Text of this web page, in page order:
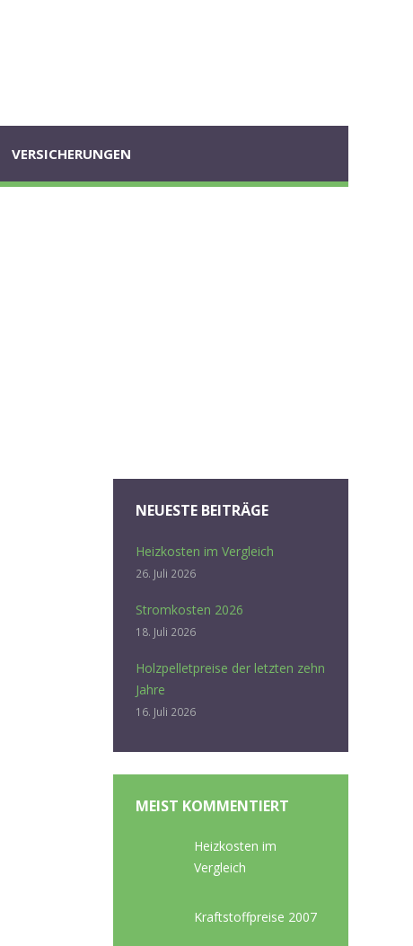
VERSICHERUNGEN
NEUESTE BEITRÄGE
Heizkosten im Vergleich
26. Juli 2026
Stromkosten 2026
18. Juli 2026
Holzpelletpreise der letzten zehn
Jahre
16. Juli 2026
MEIST KOMMENTIERT
Heizkosten im
Vergleich
Kraftstoffpreise 2007